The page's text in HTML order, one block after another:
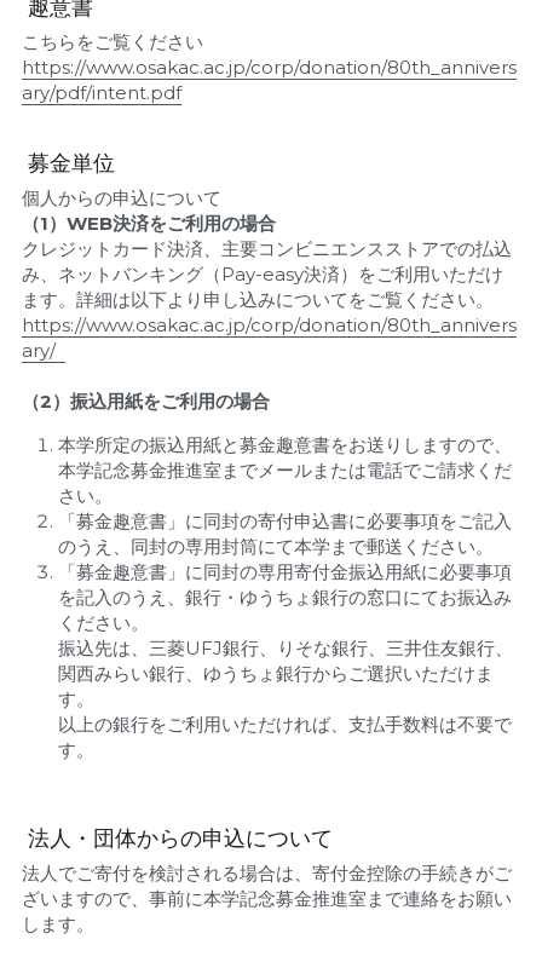
趣意書
こちらをご覧ください
https://www.osakac.ac.jp/corp/donation/80th_annivers
ary/pdf/intent.pdf
募金単位
個人からの申込について
（1）WEB決済をご利用の場合
クレジットカード決済、主要コンビニエンスストアでの払込
み、ネットバンキング（Pay-easy決済）をご利用いただけ
ます。詳細は以下より申し込みについてをご覧ください。
https://www.osakac.ac.jp/corp/donation/80th_annivers
ary/
（2）振込用紙をご利用の場合
本学所定の振込用紙と募金趣意書をお送りしますので、
本学記念募金推進室までメールまたは電話でご請求くだ
さい。
「募金趣意書」に同封の寄付申込書に必要事項をご記入
のうえ、同封の専用封筒にて本学まで郵送ください。
「募金趣意書」に同封の専用寄付金振込用紙に必要事項
を記入のうえ、銀行・ゆうちょ銀行の窓口にてお振込み
ください。
振込先は、三菱UFJ銀行、りそな銀行、三井住友銀行、
関西みらい銀行、ゆうちょ銀行からご選択いただけま
す。
以上の銀行をご利用いただければ、支払手数料は不要で
す。
法人・団体からの申込について
法人でご寄付を検討される場合は、寄付金控除の手続きがご
ざいますので、事前に本学記念募金推進室まで連絡をお願い
します。